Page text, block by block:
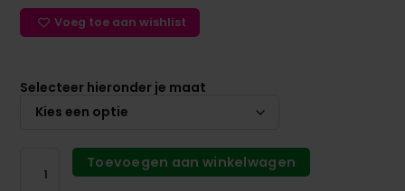
Voeg toe aan wishlist
Selecteer hieronder je maat
Toevoegen aan winkelwagen